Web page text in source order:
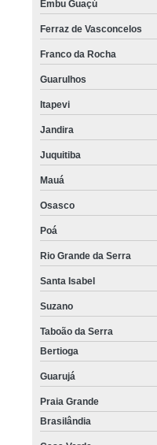
Embu Guaçú
Ferraz de Vasconcelos
Franco da Rocha
Guarulhos
Itapevi
Jandira
Juquitiba
Mauá
Osasco
Poá
Rio Grande da Serra
Santa Isabel
Suzano
Taboão da Serra
Bertioga
Guarujá
Praia Grande
Brasilândia